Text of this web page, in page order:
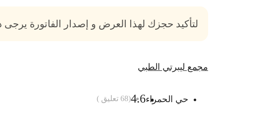
لتأكيد حجزك لهذا العرض و إصدار الفاتورة
مجمع ليبرتي الطبي
حي الحمراء4.6
(
68 تعليق )